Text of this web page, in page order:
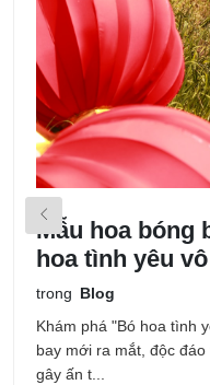
Mẫu hoa bóng
hoa tình yêu
trong Blog
Khám phá "Bó hoa tình
bay mới ra mắt, độc
gây ấn t...